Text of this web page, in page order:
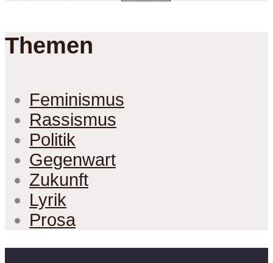
Themen
Feminismus
Rassismus
Politik
Gegenwart
Zukunft
Lyrik
Prosa